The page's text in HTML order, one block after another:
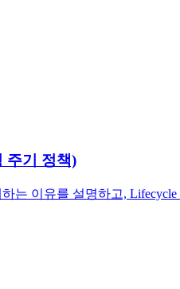
주기 정책)
는 이유를 설명하고,